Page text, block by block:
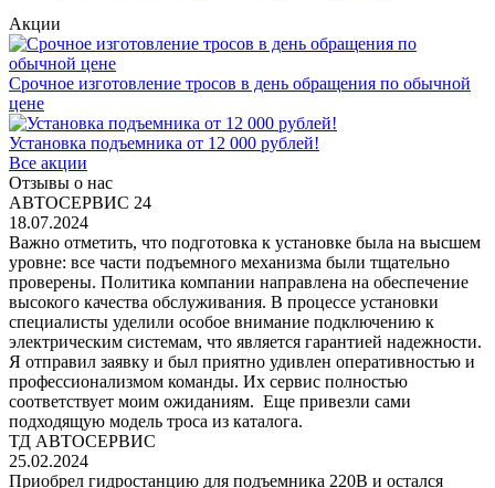
Акции
Срочное изготовление тросов в день обращения по обычной
цене
Установка подъемника от 12 000 рублей!
Все акции
Отзывы о нас
АВТОСЕРВИС 24
18.07.2024
Важно отметить, что подготовка к установке была на высшем
уровне: все части подъемного механизма были тщательно
проверены. Политика компании направлена на обеспечение
высокого качества обслуживания. В процессе установки
специалисты уделили особое внимание подключению к
электрическим системам, что является гарантией надежности.
Я отправил заявку и был приятно удивлен оперативностью и
профессионализмом команды. Их сервис полностью
соответствует моим ожиданиям. Еще привезли сами
подходящую модель троса из каталога.
ТД АВТОСЕРВИС
25.02.2024
Приобрел гидростанцию для подъемника 220В и остался